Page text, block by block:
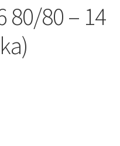
80/80 – 14